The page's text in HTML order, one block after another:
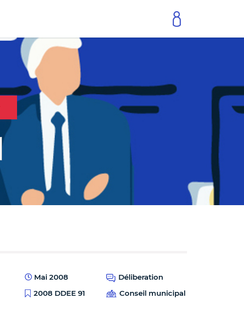
Mai 2008
Déliberation
2008 DDEE 91
Conseil municipal